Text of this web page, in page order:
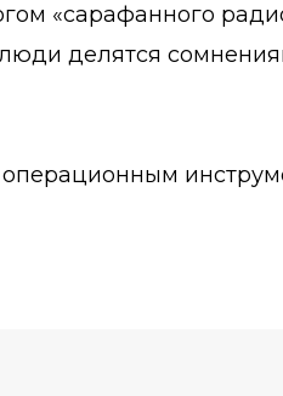
«сарафанного
делятся
операционным